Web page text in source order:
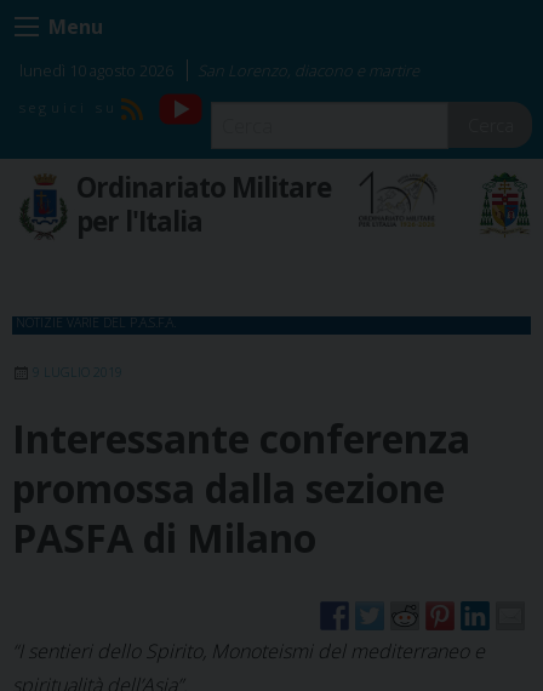
Skip
to
content
Menu
lunedì 10 agosto 2026 San Lorenzo, diacono e martire
RSS
YouTube
Ordinariato Militare
per l'Italia
NOTIZIE VARIE DEL P.A.S.F.A.
9 LUGLIO 2019
Interessante conferenza
promossa dalla sezione
PASFA di Milano
“I sentieri dello Spirito, Monoteismi del mediterraneo e
spiritualità dell’Asia”.